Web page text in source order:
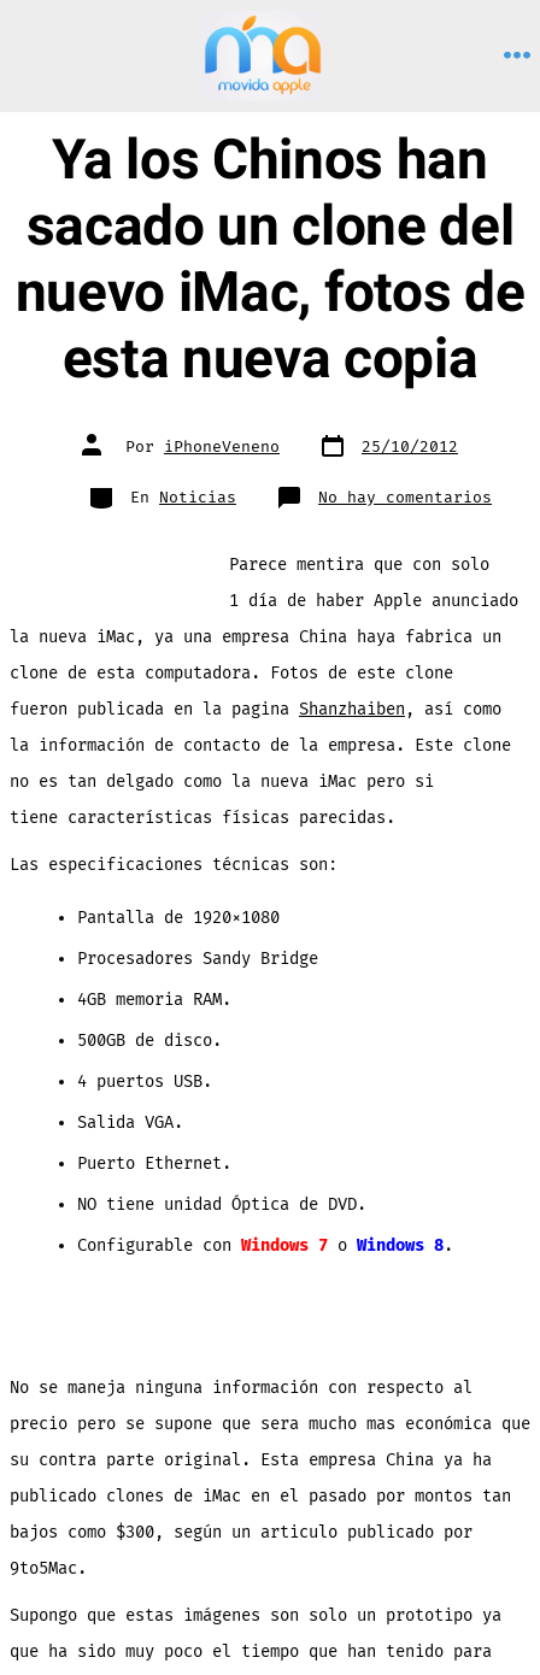
Ya los Chinos han
sacado un clone del
nuevo iMac, fotos de
esta nueva copia
Autor
de Por iPhoneVeneno Fecha
de 25/10/2012
Categorías
En Noticias No hay comentarios
Ya
clone
del
iMac,
copia
Parece mentira que con solo
1 día de haber Apple anunciado
la nueva iMac, ya una empresa China haya fabrica un
clone de esta computadora. Fotos de este clone
fueron publicada en la pagina Shanzhaiben , así como
la información de contacto de la empresa. Este clone
no es tan delgado como la nueva iMac pero si
tiene características físicas parecidas.
Las especificaciones técnicas son:
Pantalla de 1920×1080
Procesadores Sandy Bridge
4GB memoria RAM.
500GB de disco.
4 puertos USB.
Salida VGA.
Puerto Ethernet.
NO tiene unidad Óptica de DVD.
Configurable con Windows 7o Windows 8.
No se maneja ninguna información con respecto al
precio pero se supone que sera mucho mas económica que
su contra parte original. Esta empresa China ya ha
publicado clones de iMac en el pasado por montos tan
bajos como $300, según un articulo publicado por
9to5Mac.
Supongo que estas imágenes son solo un prototipo ya
que ha sido muy poco el tiempo que han tenido para